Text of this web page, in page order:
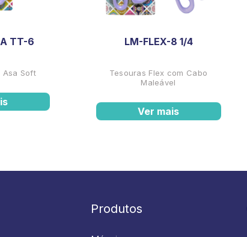
TT-6
Asa Soft
LM-FLEX-8 1/4
Tesouras Flex com Cabo
Maleável
Ver mais
Produtos